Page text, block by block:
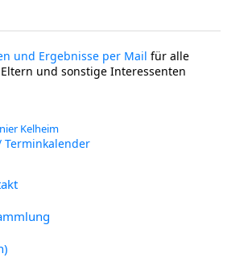
und Ergebnisse per Mail für alle
und sonstige Interessenten
Kelheim
Terminkalender